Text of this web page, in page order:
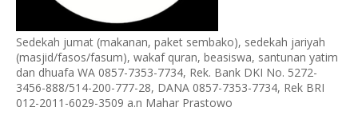
Sedekah jumat (makanan, paket sembako), sedekah jariyah
(masjid/fasos/fasum), wakaf quran, beasiswa, santunan yatim
dan dhuafa WA 0857-7353-7734, Rek. Bank DKI No. 5272-
3456-888/514-200-777-28, DANA 0857-7353-7734, Rek BRI
012-2011-6029-3509 a.n Mahar Prastowo